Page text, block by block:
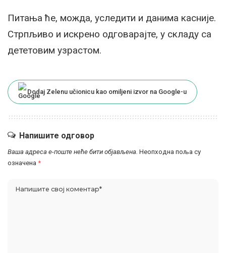
Питања ће, можда, уследити и данима касније.
Стрпљиво и искрено одговарајте, у складу са
дететовим узрастом.
Dodaj Zelenu učionicu kao omiljeni izvor na Google-u
Напишите одговор
Ваша адреса е-поште неће бити објављена. Неопходна поља су
означена *